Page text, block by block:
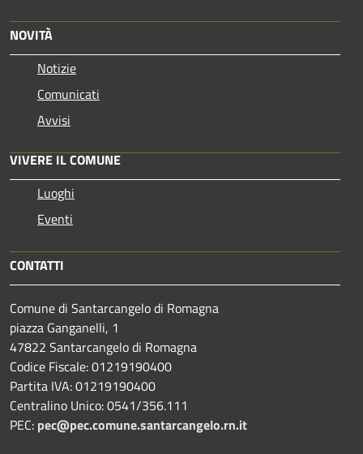
NOVITÀ
Notizie
Comunicati
Avvisi
VIVERE IL COMUNE
Luoghi
Eventi
CONTATTI
Comune di Santarcangelo di Romagna
piazza Ganganelli, 1
47822 Santarcangelo di Romagna
Codice Fiscale: 01219190400
Partita IVA: 01219190400
Centralino Unico: 0541/356.111
PEC: pec@pec.comune.santarcangelo.rn.it